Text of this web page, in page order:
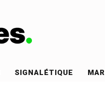
SIGNALÉTIQUE